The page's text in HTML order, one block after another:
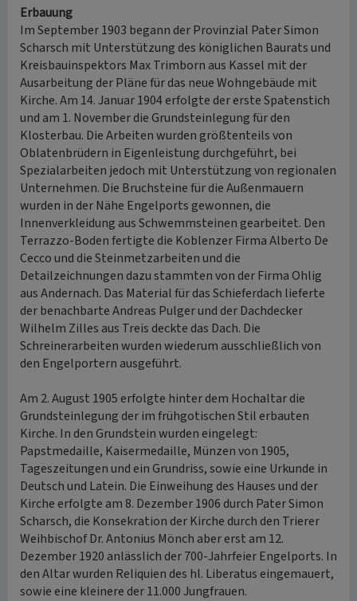
Erbauung
Im September 1903 begann der Provinzial Pater Simon
Scharsch mit Unterstützung des königlichen Baurats und
Kreisbauinspektors Max Trimborn aus Kassel mit der
Ausarbeitung der Pläne für das neue Wohngebäude mit
Kirche. Am 14. Januar 1904 erfolgte der erste Spatenstich
und am 1. November die Grundsteinlegung für den
Klosterbau. Die Arbeiten wurden größtenteils von
Oblatenbrüdern in Eigenleistung durchgeführt, bei
Spezialarbeiten jedoch mit Unterstützung von regionalen
Unternehmen. Die Bruchsteine für die Außenmauern
wurden in der Nähe Engelports gewonnen, die
Innenverkleidung aus Schwemmsteinen gearbeitet. Den
Terrazzo-Boden fertigte die Koblenzer Firma Alberto De
Cecco und die Steinmetzarbeiten und die
Detailzeichnungen dazu stammten von der Firma Ohlig
aus Andernach. Das Material für das Schieferdach lieferte
der benachbarte Andreas Pulger und der Dachdecker
Wilhelm Zilles aus Treis deckte das Dach. Die
Schreinerarbeiten wurden wiederum ausschließlich von
den Engelportern ausgeführt.
Am 2. August 1905 erfolgte hinter dem Hochaltar die
Grundsteinlegung der im frühgotischen Stil erbauten
Kirche. In den Grundstein wurden eingelegt:
Papstmedaille, Kaisermedaille, Münzen von 1905,
Tageszeitungen und ein Grundriss, sowie eine Urkunde in
Deutsch und Latein. Die Einweihung des Hauses und der
Kirche erfolgte am 8. Dezember 1906 durch Pater Simon
Scharsch, die Konsekration der Kirche durch den Trierer
Weihbischof Dr. Antonius Mönch aber erst am 12.
Dezember 1920 anlässlich der 700-Jahrfeier Engelports. In
den Altar wurden Reliquien des hl. Liberatus eingemauert,
sowie eine kleinere der 11.000 Jungfrauen.